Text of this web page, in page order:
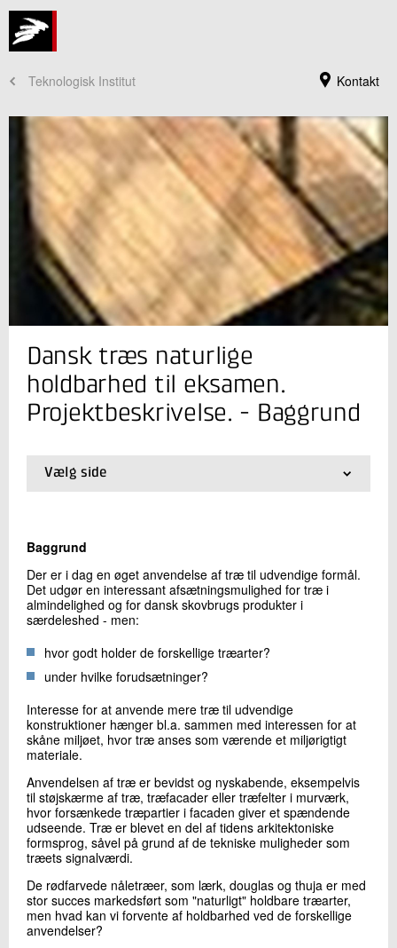
Kontakt
Teknologisk Institut
Jeg er din kontaktperson
Berit Lindegaard
Faglig leder, M.Sc.
Træ og Biomaterialer
+45 72 20 23 14
Send e-mail
Skriv til mig
Send
Dansk træs naturlige
holdbarhed til eksamen.
Projektbeskrivelse. - Baggrund
Vælg side
01.Indledning
04.Træarter
05. Registrering
Baggrund
Der er i dag en øget anvendelse af træ til udvendige formål.
Det udgør en interessant afsætningsmulighed for træ i
almindelighed og for dansk skovbrugs produkter i
særdeleshed - men:
hvor godt holder de forskellige træarter?
under hvilke forudsætninger?
Interesse for at anvende mere træ til udvendige
konstruktioner hænger bl.a. sammen med interessen for at
skåne miljøet, hvor træ anses som værende et miljørigtigt
materiale.
Anvendelsen af træ er bevidst og nyskabende, eksempelvis
til støjskærme af træ, træfacader eller træfelter i murværk,
hvor forsænkede træpartier i facaden giver et spændende
udseende. Træ er blevet en del af tidens arkitektoniske
formsprog, såvel på grund af de tekniske muligheder som
træets signalværdi.
De rødfarvede nåletræer, som lærk, douglas og thuja er med
stor succes markedsført som "naturligt" holdbare træarter,
men hvad kan vi forvente af holdbarhed ved de forskellige
anvendelser?